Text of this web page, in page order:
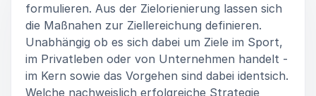
formulieren. Aus der Zielorienierung lassen sich
die Maßnahen zur Ziellereichung definieren.
Unabhängig ob es sich dabei um Ziele im Sport,
im Privatleben oder von Unternehmen handelt -
im Kern sowie das Vorgehen sind dabei identsich.
Welche nachweislich erfolgreiche Strategie